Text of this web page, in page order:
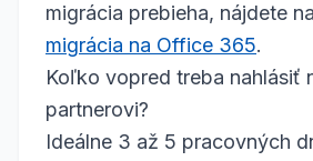
migrácia prebieha, nájdete
migrácia na Office 365.
Koľko vopred treba nahlásiť
partnerovi?
Ideálne 3 až 5 pracovných